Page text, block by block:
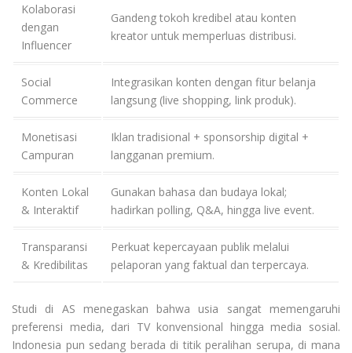
Kolaborasi
dengan
Influencer
Gandeng tokoh kredibel atau konten
kreator untuk memperluas distribusi.
Social
Commerce
Integrasikan konten dengan fitur belanja
langsung (live shopping, link produk).
Monetisasi
Campuran
Iklan tradisional + sponsorship digital +
langganan premium.
Konten Lokal
& Interaktif
Gunakan bahasa dan budaya lokal;
hadirkan polling, Q&A, hingga live event.
Transparansi
& Kredibilitas
Perkuat kepercayaan publik melalui
pelaporan yang faktual dan terpercaya.
Studi di AS menegaskan bahwa usia sangat memengaruhi
preferensi media, dari TV konvensional hingga media sosial.
Indonesia pun sedang berada di titik peralihan serupa, di mana